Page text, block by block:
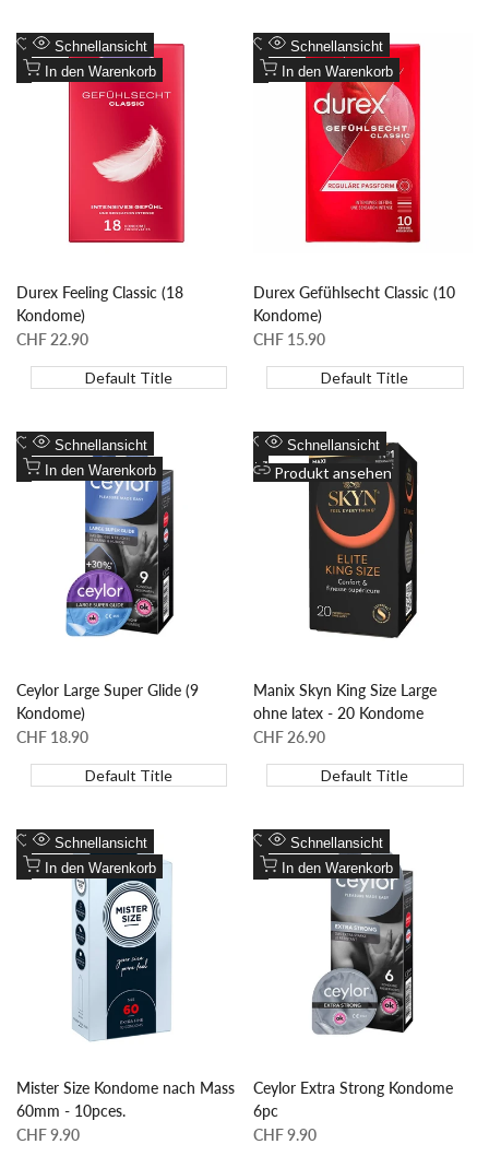
Zur
Wunschliste
hinzufügen
Zum
Vergleich
Schnellansicht
In den Warenkorb
Durex Feeling Classic (18
Kondome)
Sonderpreis
CHF 22.90
Default Title
Zur
Wunschliste
hinzufügen
Zum
Vergleich
hinzufügen
Schnellansicht
In den Warenkorb
Durex Gefühlsecht Classic (10
Kondome)
Sonderpreis
CHF 15.90
Default Title
Zur
Wunschliste
hinzufügen
Zum
Vergleich
hinzufügen
Schnellansicht
In den Warenkorb
Ceylor Large Super Glide (9
Kondome)
Sonderpreis
CHF 18.90
Default Title
Zur
Wunschliste
hinzufügen
Zum
Vergleich
hinzufügen
Schnellansicht
Produkt ansehen
Manix Skyn King Size Large
ohne latex - 20 Kondome
Sonderpreis
CHF 26.90
Default Title
Zur
Wunschliste
hinzufügen
Zum
Vergleich
hinzufügen
Schnellansicht
In den Warenkorb
Mister Size Kondome nach Mass
60mm - 10pces.
Sonderpreis
CHF 9.90
Zur
Wunschliste
hinzufügen
Zum
hinzufügen
Schnellansicht
In den Warenkorb
Ceylor Extra Strong Kondome
6pc
Sonderpreis
CHF 9.90